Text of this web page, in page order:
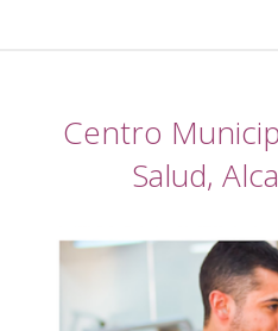
Centro
Salud,